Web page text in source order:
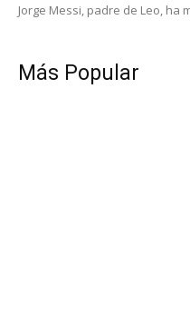
Jorge Messi, padre de Leo, ha
Más Popular